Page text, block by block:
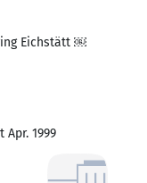
Eichstätt ￼
Apr. 1999